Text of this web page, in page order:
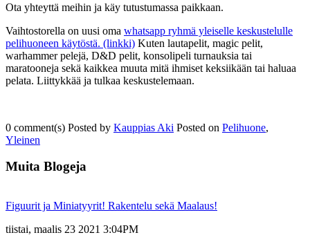
Ota yhteyttä meihin ja käy tutustumassa paikkaan.
Vaihtostorella on uusi oma whatsapp ryhmä yleiselle keskustelulle
pelihuoneen käytöstä. (linkki) Kuten lautapelit, magic pelit,
warhammer pelejä, D&D pelit, konsolipeli turnauksia tai
maratooneja sekä kaikkea muuta mitä ihmiset keksiikään tai haluaa
pelata. Liittykkää ja tulkaa keskustelemaan.
0 comment(s) Posted by Kauppias Aki Posted on Pelihuone,
Yleinen
Muita Blogeja
Figuurit ja Miniatyyrit! Rakentelu sekä Maalaus!
tiistai, maalis 23 2021 3:04PM